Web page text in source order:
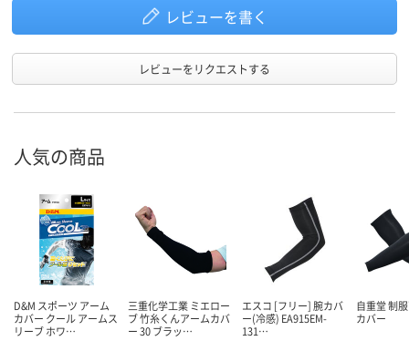
レビューを書く
レビューをリクエストする
人気の商品
D&M スポーツ アーム
カバー クール アームス
リーブ ホワ…
三重化学工業 ミエロー
ブ 竹糸くんアームカバ
ー 30 ブラッ…
エスコ [フリー] 腕カバ
ー(冷感) EA915EM-
131…
自重堂 制
カバー